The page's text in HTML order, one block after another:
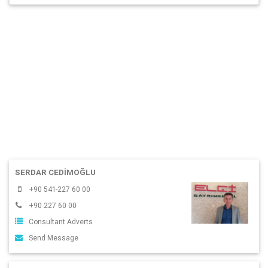
SERDAR CEDIMOĞLU
+90 541-227 60 00
+90 227 60 00
Consultant Adverts
Send Message